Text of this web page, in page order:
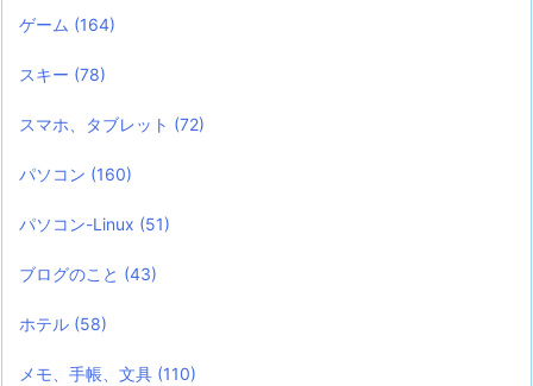
ゲーム (164)
スキー (78)
スマホ、タブレット (72)
パソコン (160)
パソコン-Linux (51)
ブログのこと (43)
ホテル (58)
メモ、手帳、文具 (110)